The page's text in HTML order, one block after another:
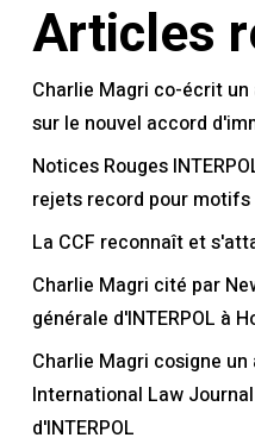
Articles
Charlie Magri co-écrit
sur le nouvel accord
Notices Rouges
rejets record pour
La CCF reconnaît et
Charlie Magri cité par
générale d'INTERPOL à
Charlie Magri cosigne
International Law
d'INTERPOL